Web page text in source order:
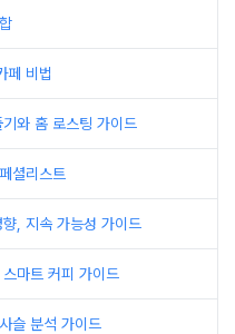
페 비법
와 홈 로스팅 가이드
셜리스트
, 지속 가능성 가이드
마트 커피 가이드
슬 분석 가이드